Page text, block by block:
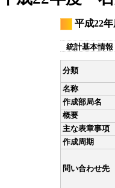
平成22
統計基本情報
分類
名称
作成部局名
概要
主な表章事項
作成周期
問い合わせ先